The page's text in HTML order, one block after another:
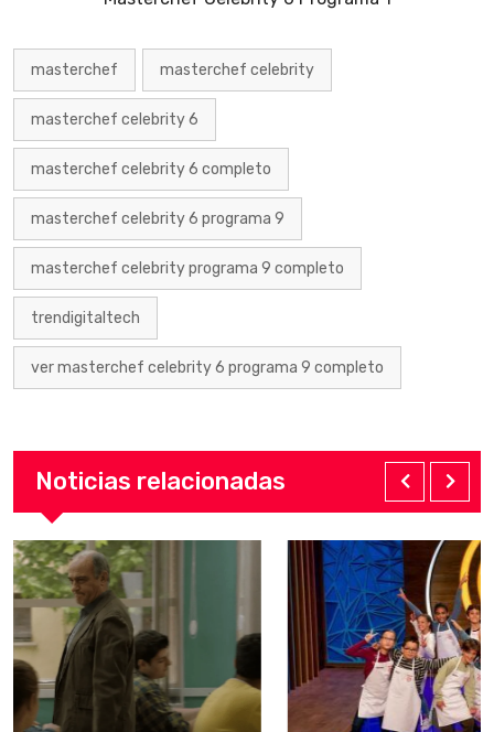
masterchef masterchef celebrity
masterchef celebrity 6
masterchef celebrity 6 completo
masterchef celebrity 6 programa 9
masterchef celebrity programa 9 completo
trendigitaltech
ver masterchef celebrity 6 programa 9 completo
Noticias relacionadas